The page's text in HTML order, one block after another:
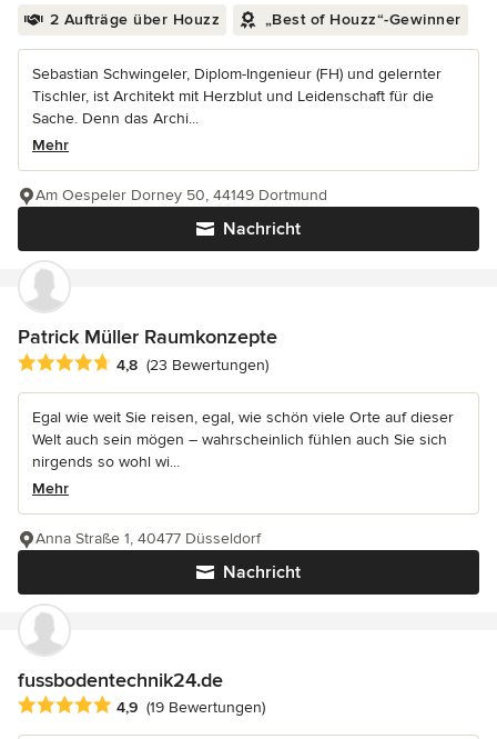
2 Aufträge über Houzz „Best of Houzz“-Gewinner
Sebastian Schwingeler, Diplom-Ingenieur (FH) und gelernter
Tischler, ist Architekt mit Herzblut und Leidenschaft für die
Sache. Denn das Archi...
Mehr
Nachricht
Am Oespeler Dorney 50, 44149 Dortmund
Patrick Müller Raumkonzepte
Durchschnittliche Bewertung: 4.8 von 5 Sternen
4,8 (23 Bewertungen)
Egal wie weit Sie reisen, egal, wie schön viele Orte auf dieser
Welt auch sein mögen – wahrscheinlich fühlen auch Sie sich
nirgends so wohl wi...
Mehr
Nachricht
Anna Straße 1, 40477 Düsseldorf
fussbodentechnik24.de
Durchschnittliche Bewertung: 4.9 von 5 Sternen
4,9 (19 Bewertungen)